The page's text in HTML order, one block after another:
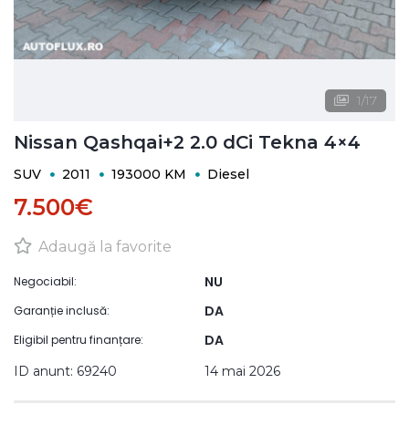
1/17
Nissan Qashqai+2 2.0 dCi Tekna 4×4
SUV 2011 193000 KM Diesel
7.500€
Adaugă la favorite
Negociabil: NU
Garanție inclusă: DA
Eligibil pentru finanțare: DA
ID anunt: 69240 14 mai 2026